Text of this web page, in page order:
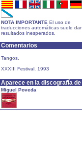
NOTA IMPORTANTE El uso de
traducciones automáticas suele dar
resultados inesperados.
Comentarios
Tangos.
XXXIII Festival, 1993
Aparece en la discografía de
Miguel Poveda